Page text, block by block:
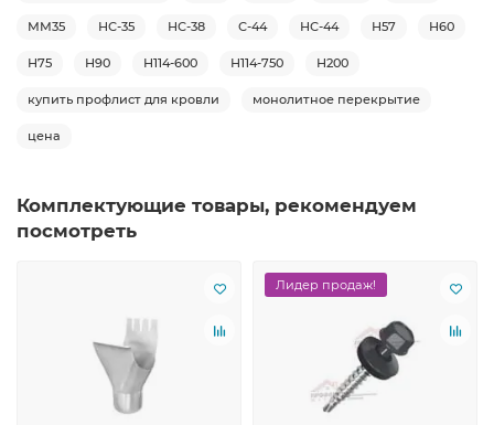
ММ35 НС-35 НС-38 С-44 НС-44 Н57 Н60
Н75 Н90 Н114-600 Н114-750 Н200
купить профлист для кровли монолитное перекрытие
цена
Комплектующие товары, рекомендуем
посмотреть
Лидер продаж!